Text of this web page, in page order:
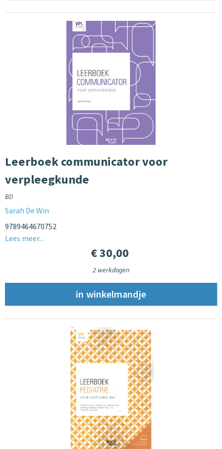
Leerboek communicator voor
verpleegkunde
BD
Sarah De Win
9789464670752
Lees meer...
€ 30,00
2 werkdagen